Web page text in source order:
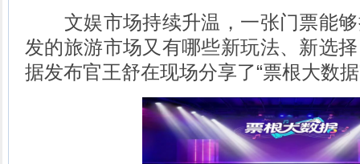
文娱市场持续升温，一张门票能够
发的旅游市场又有哪些新玩法、新选
据发布官王舒在现场分享了“票根大数据